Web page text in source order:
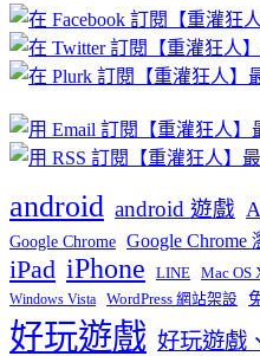
章
分
類
android android 遊戲
Google Chrome Google Chrome
iPad iPhone LINE Mac OS
Windows Vista WordPress 網站架設
好玩遊戲 好玩遊戲